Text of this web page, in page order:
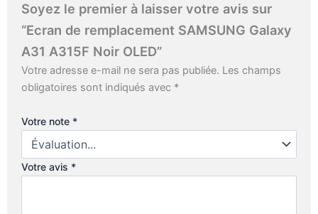
Soyez le premier à laisser votre avis sur
“Ecran de remplacement SAMSUNG Galaxy
A31 A315F Noir OLED”
Votre adresse e-mail ne sera pas publiée. Les champs
obligatoires sont indiqués avec *
Votre note *
Votre avis *